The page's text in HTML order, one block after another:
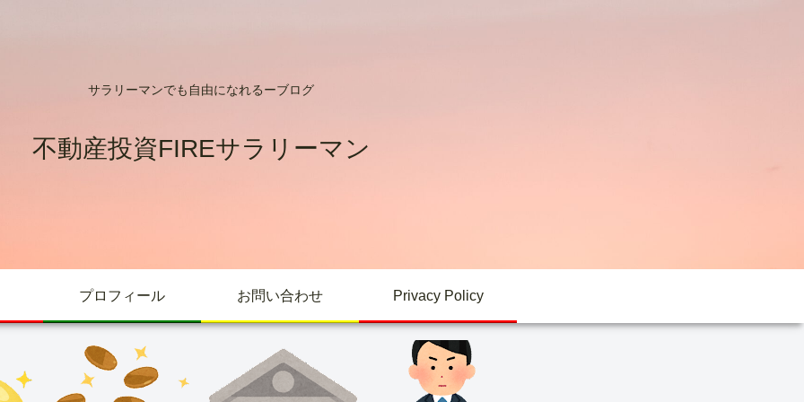
サラリーマンでも自由になれるーブログ
不動産投資FIREサラリーマン
プロフィール お問い合わせ Privacy Policy